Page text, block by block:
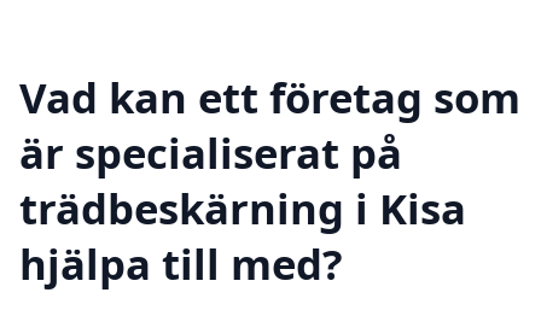
Vad kan ett företag som
är specialiserat på
trädbeskärning i Kisa
hjälpa till med?